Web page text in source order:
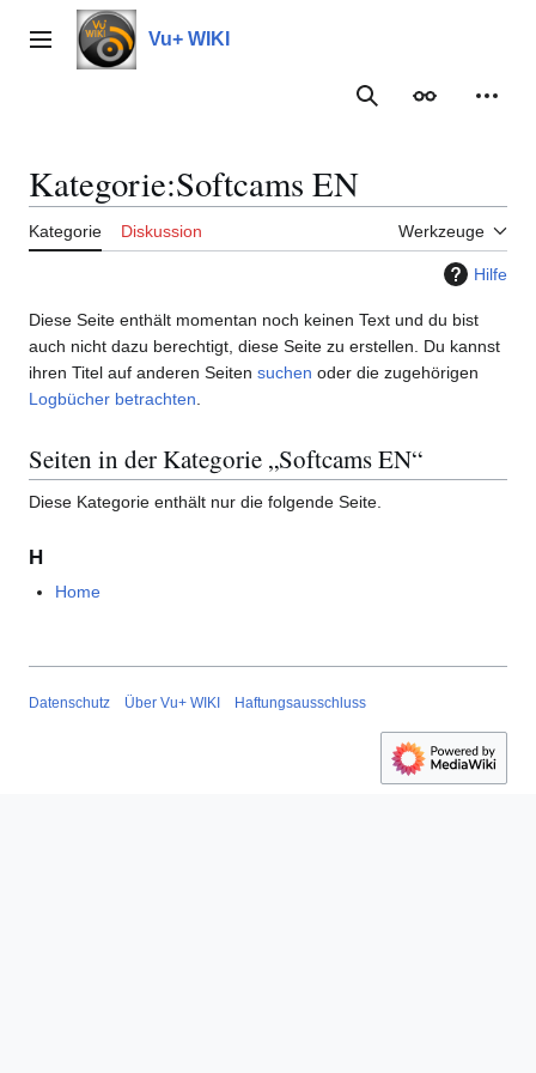
Inhalt
springenHauptmenü Vu+ WIKI
Suche
Kategorie:Softcams EN
Kategorie Diskussion Werkzeuge
Hilfe
Diese Seite enthält momentan noch keinen Text und du bist
auch nicht dazu berechtigt, diese Seite zu erstellen. Du kannst
ihren Titel auf anderen Seiten suchen oder die zugehörigen
Logbücher betrachten
Seiten in der Kategorie „Softcams EN“
Diese Kategorie enthält nur die folgende Seite.
H
Home
Datenschutz Über Vu+ WIKI Haftungsausschluss